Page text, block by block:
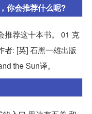
你会推荐什么呢?
推荐这十本书。 01 克
者: [英] 石黑一雄出版
the Sun译。